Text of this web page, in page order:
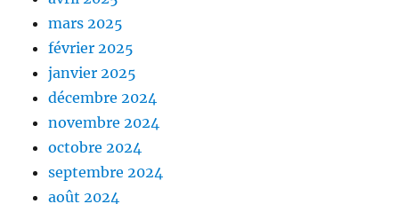
mars 2025
février 2025
janvier 2025
décembre 2024
novembre 2024
octobre 2024
septembre 2024
août 2024